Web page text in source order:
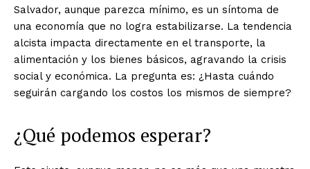
Salvador, aunque parezca mínimo, es un síntoma de
una economía que no logra estabilizarse. La tendencia
alcista impacta directamente en el transporte, la
alimentación y los bienes básicos, agravando la crisis
social y económica. La pregunta es: ¿Hasta cuándo
seguirán cargando los costos los mismos de siempre?
¿Qué podemos esperar?